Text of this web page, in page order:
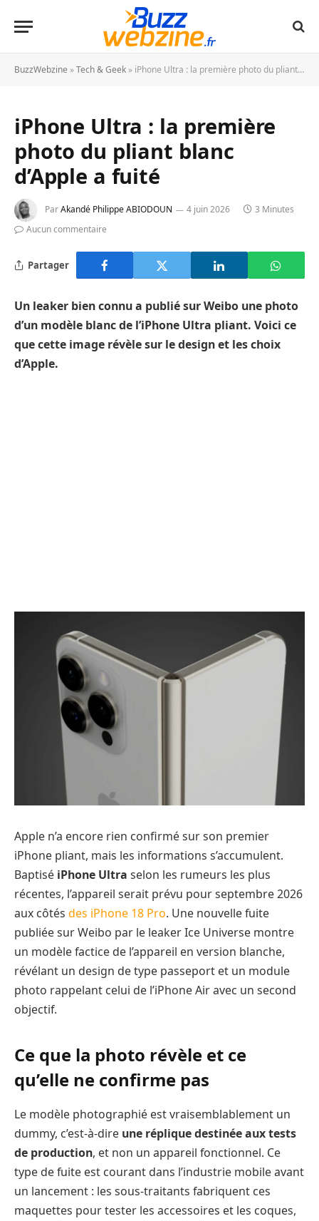
BuzzWebzine »Tech & Geek » iPhone Ultra : la première photo du pliant blanc d’Apple a fuité
iPhone Ultra : la première
photo du pliant blanc
d’Apple a fuité
ParAkandé Philippe ABIODOUN 4 juin 2026
3 Minutes
Aucun commentaire
Partager
Un leaker bien connu a publié sur Weibo une photo
d’un modèle blanc de l’iPhone Ultra pliant. Voici ce
que cette image révèle sur le design et les choix
d’Apple.
Apple n’a encore rien confirmé sur son premier
iPhone pliant, mais les informations s’accumulent.
Baptisé iPhone Ultra selon les rumeurs les plus
récentes, l’appareil serait prévu pour septembre 2026
aux côtés des iPhone 18 Pro. Une nouvelle fuite
publiée sur Weibo par le leaker Ice Universe montre
un modèle factice de l’appareil en version blanche,
révélant un design de type passeport et un module
photo rappelant celui de l’iPhone Air avec un second
objectif.
Ce que la photo révèle et ce
qu’elle ne confirme pas
Le modèle photographié est vraisemblablement un
dummy, c’est-à-dire une réplique destinée aux tests
de production, et non un appareil fonctionnel. Ce
type de fuite est courant dans l’industrie mobile avant
un lancement : les sous-traitants fabriquent ces
maquettes pour tester les accessoires et les coques,